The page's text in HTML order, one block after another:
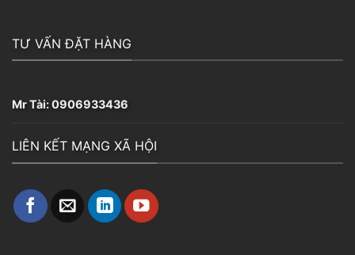
TƯ VẤN ĐẶT HÀNG
Mr Tài:0906933436
LIÊN KẾT MẠNG XÃ HỘI